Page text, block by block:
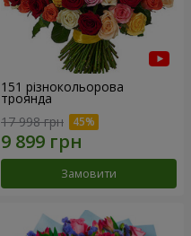
151 різнокольорова
троянда
17 998 грн
Замовити